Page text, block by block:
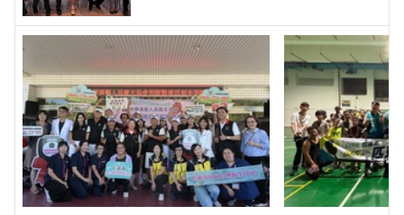
最新的在地資訊！